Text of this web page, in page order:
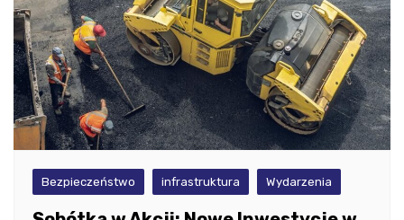
Bezpieczeństwo infrastruktura Wydarzenia